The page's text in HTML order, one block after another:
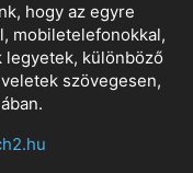
hogy az egyre
mobiletelefonokkal,
legyetek, különböző
szövegesen,